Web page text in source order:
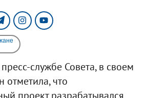
службе Совета, в своем
отметила, что
проект разрабатывался